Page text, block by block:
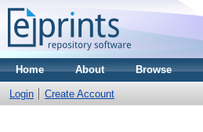
Home About Browse
Login Create Account